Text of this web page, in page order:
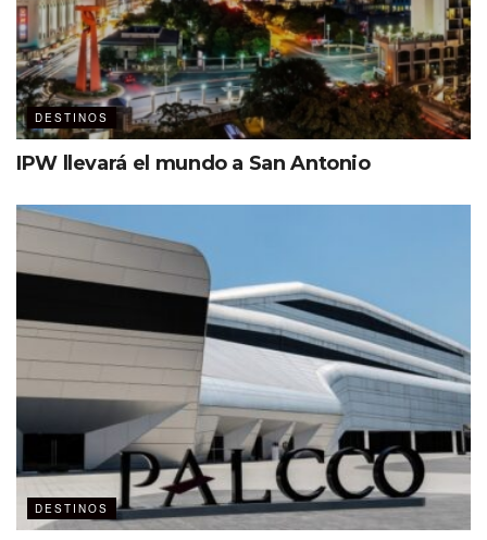
DESTINOS
IPW llevará el mundo a San Antonio
DESTINOS